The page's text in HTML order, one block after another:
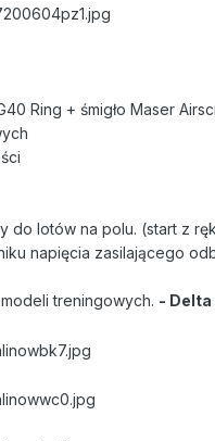
Ring + śmigło Maser
do lotów na polu. (start z
napięcia zasilającego
treningowych. - Delta